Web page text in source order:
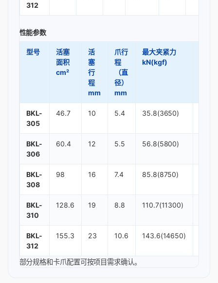
312
性能参数
型号
活塞
面积
cm²
活
塞
行
程
mm
爪行
程
（直
径）
mm
最大夹紧力
kN(kgf)
BKL-
305
46.7 10 5.4 35.8(3650)
BKL-
306
60.4 12 5.5 56.8(5800)
BKL-
308
98 16 7.4 85.8(8750)
BKL-
310
128.6 19 8.8 110.7(11300)
BKL-
312
155.3 23 10.6 143.6(14650)
部分规格和卡爪配置可按项目需求确认。